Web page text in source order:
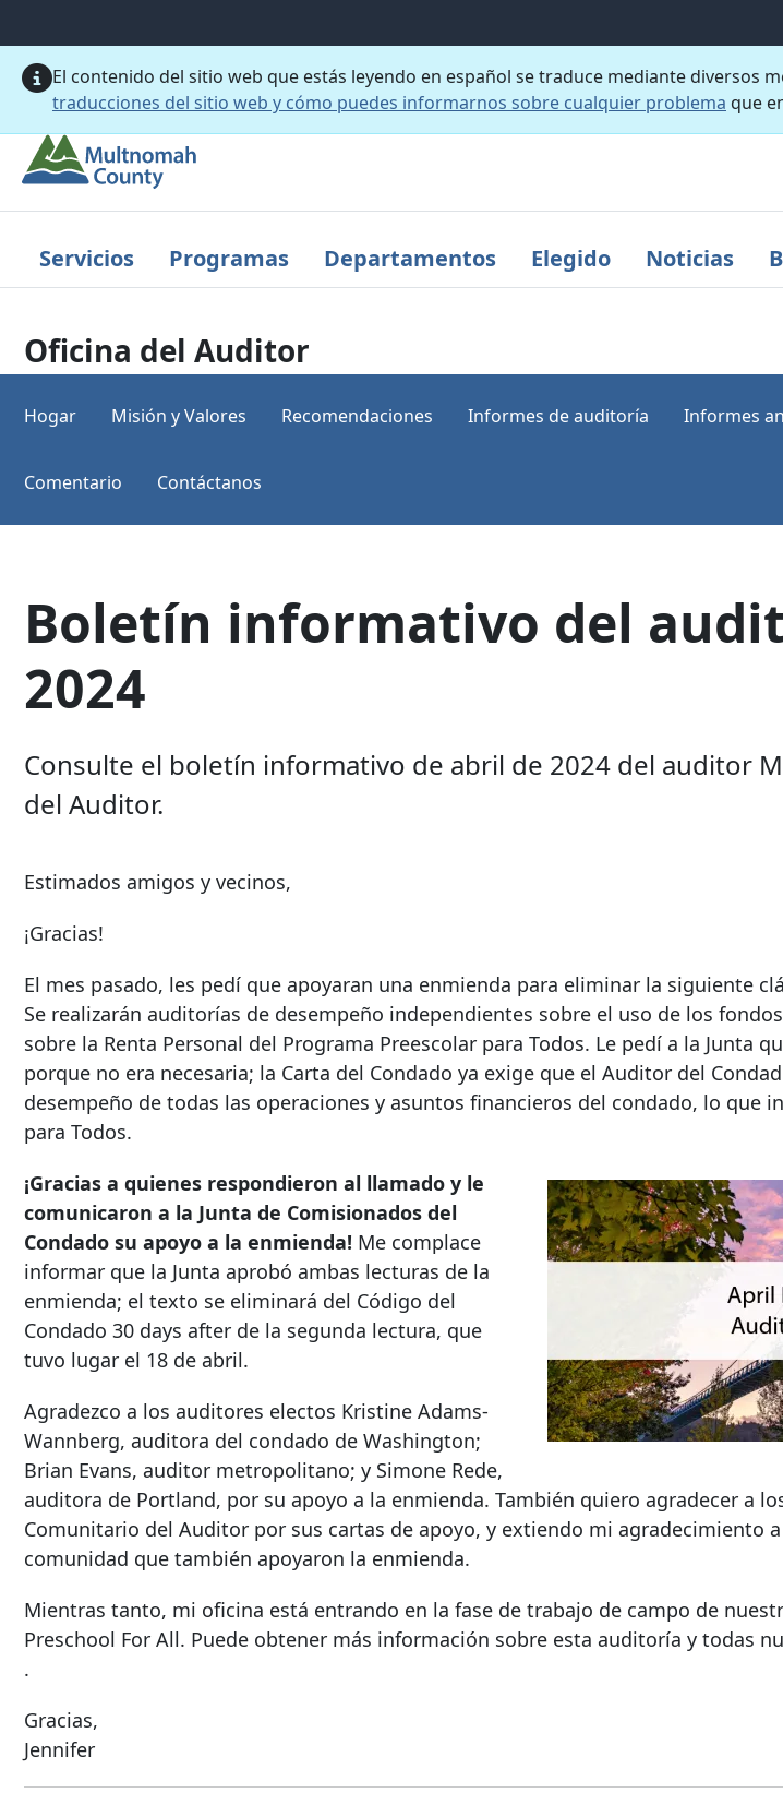
El contenido del sitio web que estás leyendo en español se traduce mediante diversos
traducciones del sitio web y cómo puedes informarnos sobre cualquier problema que
Servicios Programas Departamentos Elegido Noticias
Oficina del Auditor
Hogar Misión y Valores Recomendaciones Informes de auditoría Informes
Comentario Contáctanos
Boletín informativo del
2024
Consulte el boletín informativo de abril de 2024 del auditor
del Auditor.
Estimados amigos y vecinos,
¡Gracias!
El mes pasado, les pedí que apoyaran una enmienda para eliminar la siguiente
Se realizarán auditorías de desempeño independientes sobre el uso de los
sobre la Renta Personal del Programa Preescolar para Todos. Le pedí a la Junta
porque no era necesaria; la Carta del Condado ya exige que el Auditor del
desempeño de todas las operaciones y asuntos financieros del condado, lo que
para Todos.
¡Gracias a quienes respondieron al llamado y le
comunicaron a la Junta de Comisionados del
Condado su apoyo a la enmienda! Me complace
informar que la Junta aprobó ambas lecturas de la
enmienda; el texto se eliminará del Código del
Condado 30 days after de la segunda lectura, que
tuvo lugar el 18 de abril.
Agradezco a los auditores electos Kristine Adams-
Wannberg, auditora del condado de Washington;
Brian Evans, auditor metropolitano; y Simone Rede,
auditora de Portland, por su apoyo a la enmienda. También quiero agradecer a
Comunitario del Auditor por sus cartas de apoyo, y extiendo mi agradecimiento
comunidad que también apoyaron la enmienda.
Mientras tanto, mi oficina está entrando en la fase de trabajo de campo de
Preschool For All. Puede obtener más información sobre esta auditoría y todas
.
Gracias,
Jennifer